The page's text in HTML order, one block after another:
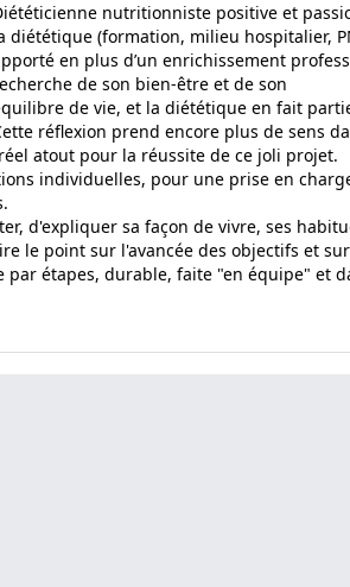
nutritionniste positive et
diététique (formation, milieu hospitalier,
en plus d’un enrichissement
de son bien-être et de son
de vie, et la diététique en fait
réflexion prend encore plus de sens
atout pour la réussite de ce joli projet.
individuelles, pour une prise en
d'expliquer sa façon de vivre, ses
le point sur l'avancée des objectifs et
étapes, durable, faite "en équipe" et